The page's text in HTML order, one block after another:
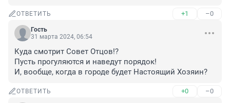
ОТВЕТИТЬ +1 –0
Гость
31 марта 2024, 06:54
Куда смотрит Совет Отцов!?
Пусть прогуляются и наведут порядок!
И, вообще, когда в городе будет Настоящий Хозяин?
ОТВЕТИТЬ +0 –0